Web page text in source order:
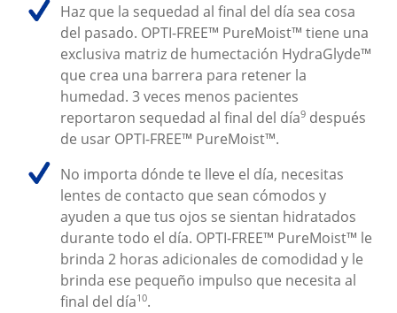
Haz que la sequedad al final del día sea cosa
del pasado. OPTI-FREE™ PureMoist™ tiene una
exclusiva matriz de humectación HydraGlyde™
que crea una barrera para retener la
humedad. 3 veces menos pacientes
reportaron sequedad al final del día9 después
de usar OPTI-FREE™ PureMoist™.
No importa dónde te lleve el día, necesitas
lentes de contacto que sean cómodos y
ayuden a que tus ojos se sientan hidratados
durante todo el día. OPTI-FREE™ PureMoist™ le
brinda 2 horas adicionales de comodidad y le
brinda ese pequeño impulso que necesita al
final del día10.